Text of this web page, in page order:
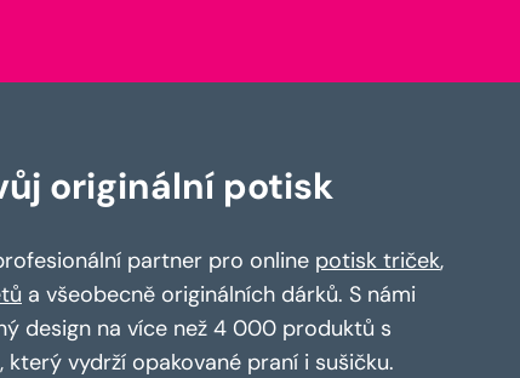
originální potisk
partner pro online potisk triček,
a všeobecně originálních dárků. S námi
design na více než 4 000 produktů s
vydrží opakované praní i sušičku.